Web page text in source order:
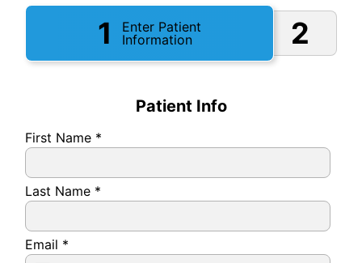
1
Enter Patient
Information
2
Patient Info
First Name *
Last Name *
Email *